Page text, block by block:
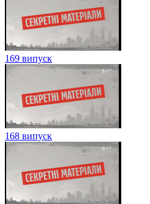
169 випуск
168 випуск